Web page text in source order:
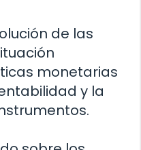
de las
monetarias
y la